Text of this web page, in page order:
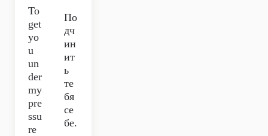
To
get
yo
u
un
der
my
pre
ssu
re
По
дч
ин
ит
ь
те
бя
се
бе.